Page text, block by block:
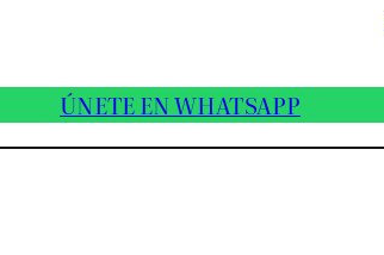
ÚNETE EN WHATSAPP